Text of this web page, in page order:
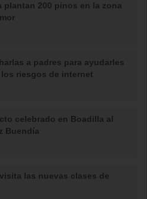
plantan 200 pinos en la zona
a padres para ayudarles
riesgos de internet
celebrado en Boadilla al
Buendía
las nuevas clases de